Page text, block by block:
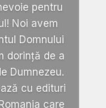
pentru
Noi avem
Domnului
dorință de a
Dumnezeu.
cu edituri
care